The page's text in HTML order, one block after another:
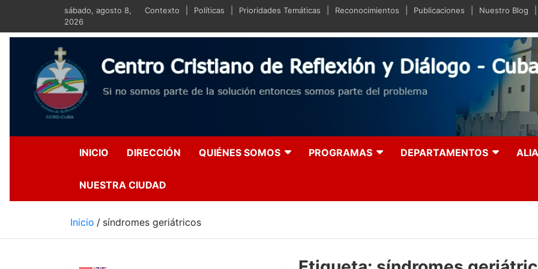
contenido
sábado, agosto 8,
2026
Contexto Políticas Prioridades Temáticas Reconocimientos Publicaciones Nuestro Blog
Centro Cristiano de Reflexión y
Si no somos parte de la solución entonces somos parte del problema
INICIO DIRECCIÓN QUIÉNES SOMOS PROGRAMAS DEPARTAMENTOS
NUESTRA CIUDAD
Inicio síndromes geriátricos